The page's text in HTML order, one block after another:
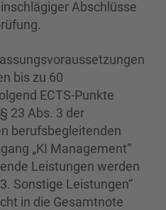
Abschlüsse
bis zu 60
ECTS-Punkte
23 Abs. 3 der
berufsbegleitenden
„KI Management“
Leistungen werden
Sonstige Leistungen“
in die Gesamtnote